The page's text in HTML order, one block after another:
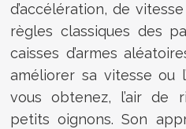
d’accélération, de
règles classiques des
caisses d’armes
améliorer sa vitesse ou
vous obtenez, l’air de
petits oignons. Son